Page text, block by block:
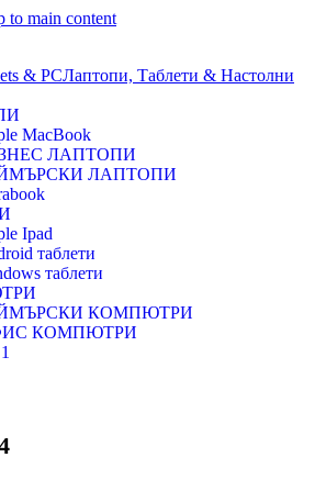
to main content
Лаптопи, Таблети & Настолни
MacBook
ЛАПТОПИ
ЛАПТОПИ
Ipad
таблети
таблети
КОМПЮТРИ
КОМПЮТРИ